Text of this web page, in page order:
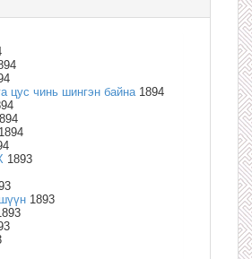
цус чинь шингэн байна 1894
1894
1893
1893